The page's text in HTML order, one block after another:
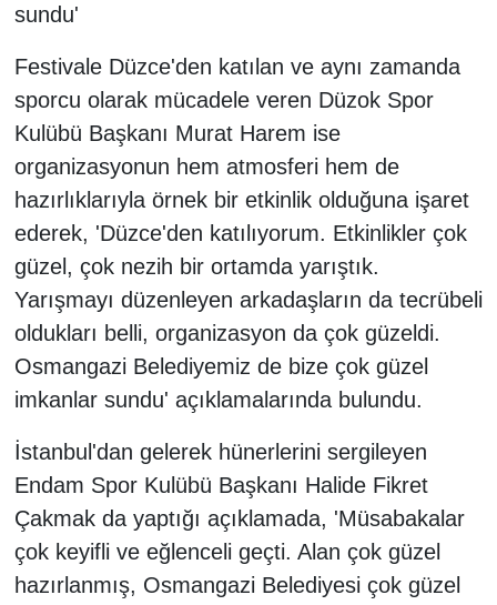
sundu'
Festivale Düzce'den katılan ve aynı zamanda
sporcu olarak mücadele veren Düzok Spor
Kulübü Başkanı Murat Harem ise
organizasyonun hem atmosferi hem de
hazırlıklarıyla örnek bir etkinlik olduğuna işaret
ederek, 'Düzce'den katılıyorum. Etkinlikler çok
güzel, çok nezih bir ortamda yarıştık.
Yarışmayı düzenleyen arkadaşların da tecrübeli
oldukları belli, organizasyon da çok güzeldi.
Osmangazi Belediyemiz de bize çok güzel
imkanlar sundu' açıklamalarında bulundu.
İstanbul'dan gelerek hünerlerini sergileyen
Endam Spor Kulübü Başkanı Halide Fikret
Çakmak da yaptığı açıklamada, 'Müsabakalar
çok keyifli ve eğlenceli geçti. Alan çok güzel
hazırlanmış, Osmangazi Belediyesi çok güzel